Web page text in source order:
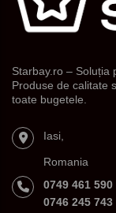
Starbay.ro – Soluția
Produse de calitate
toate bugetele.
Iasi,
Romania
0749 461 590
0746 245 743